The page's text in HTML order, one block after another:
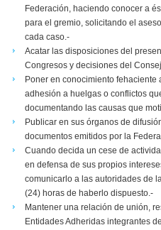
Federación, haciendo conocer a
para el gremio, solicitando el
cada caso.-
Acatar las disposiciones del
Congresos y decisiones del
Poner en conocimiento
adhesión a huelgas o conflictos
documentando las causas que
Publicar en sus órganos de
documentos emitidos por la
Cuando decida un cese de
en defensa de sus propios
comunicarlo a las autoridades de
(24) horas de haberlo dispuesto.-
Mantener una relación de unión,
Entidades Adheridas integrantes